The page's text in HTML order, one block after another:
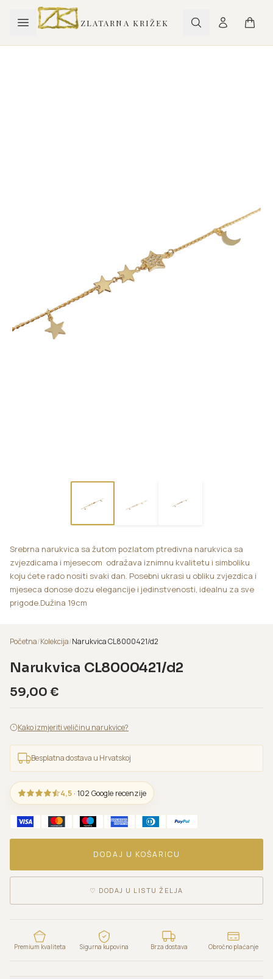
ZLATARNA KRIŽEK
Srebrna narukvica sa žutom pozlatom ptredivna narukvica sa
zvjezdicama i mjesecom odražava iznimnu kvalitetu i simboliku
koju ćete rado nositi svaki dan. Posebni ukrasi u obliku zvjezdica i
mjeseca donose dozu elegancije i jedinstvenosti, idealnu za sve
prigode.Dužina 19cm
Početna/Kolekcija/Narukvica CL8000421/d2
Narukvica CL8000421/d2
59,00 €
Kako izmjeriti veličinu narukvice?
Besplatna dostava u Hrvatskoj
4,5 · 102 Google recenzije
DODAJ U KOŠARICU
♡ DODAJ U LISTU ŽELJA
Premium kvaliteta Sigurna kupovina Brza dostava Obročno plaćanje